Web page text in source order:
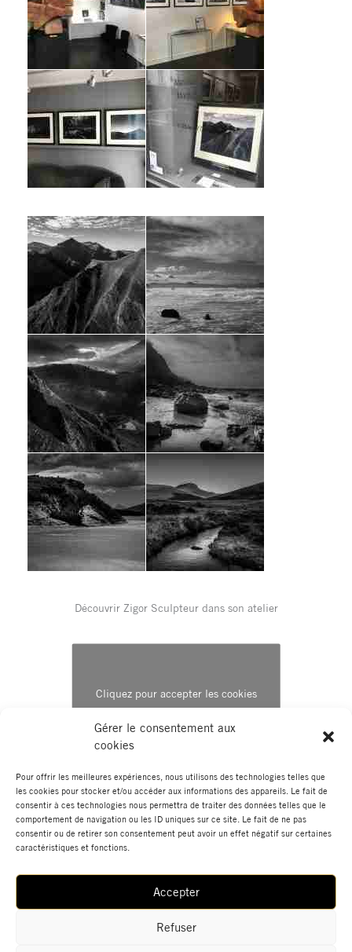
Gérer le consentement aux
cookies
Pour offrir les meilleures expériences, nous utilisons des technologies telles que
les cookies pour stocker et/ou accéder aux informations des appareils. Le fait de
consentir à ces technologies nous permettra de traiter des données telles que le
comportement de navigation ou les ID uniques sur ce site. Le fait de ne pas
consentir ou de retirer son consentement peut avoir un effet négatif sur certaines
caractéristiques et fonctions.
Accepter
Refuser
Découvrir Zigor Sculpteur dans son atelier
Cliquez pour accepter les cookies
marketing et activer ce contenu
←Élément de portfolio
précédent
Élément de portfolio suivant
Contact